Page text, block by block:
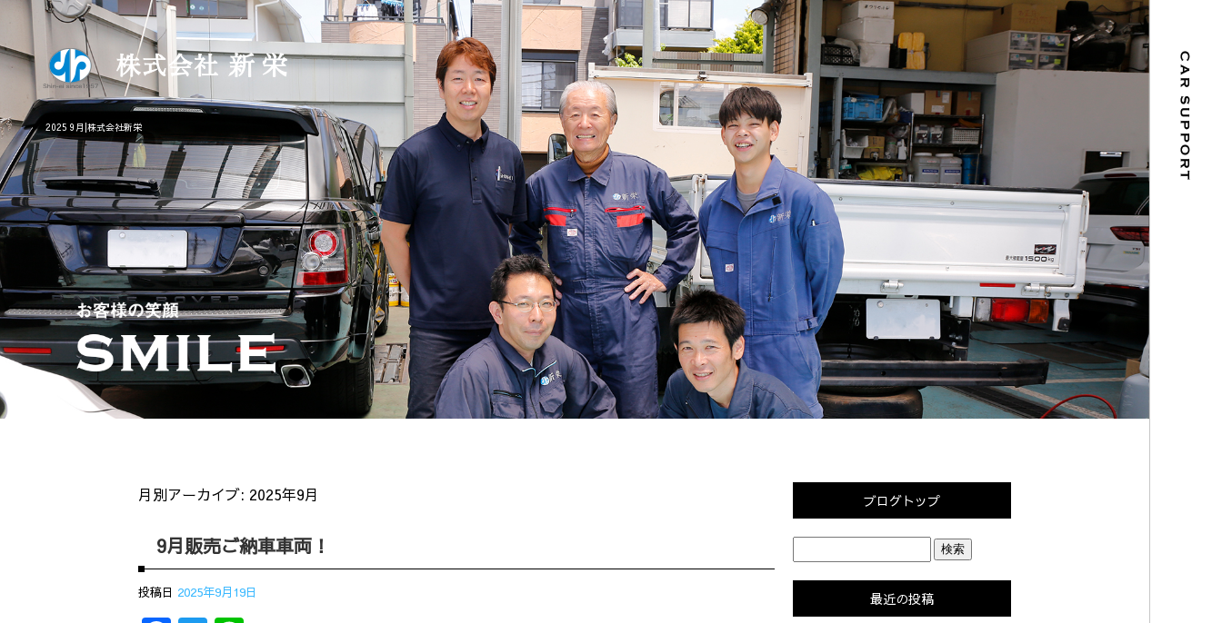
2025 9月|株式会社新栄
月別アーカイブ: 2025年9月
9月販売ご納車車両！
投稿日 2025年9月19日
ブログトップ
最近の投稿